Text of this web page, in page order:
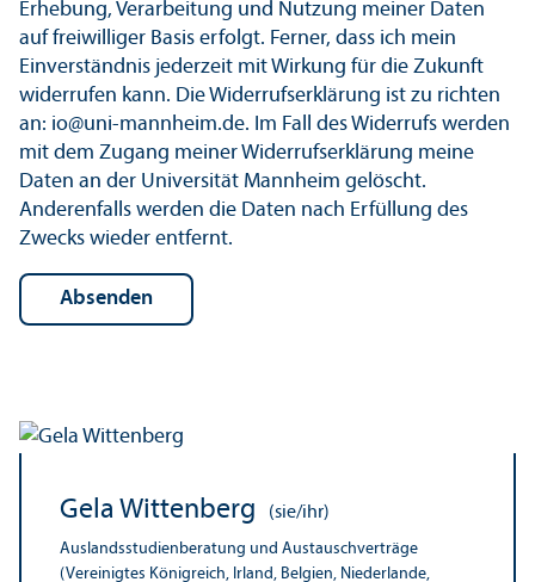
Erhebung, Verarbeitung und Nutzung meiner Daten
auf freiwilliger Basis erfolgt. Ferner, dass ich mein
Einverständnis jederzeit mit Wirkung für die Zukunft
widerrufen kann. Die Widerrufs­erklärung ist zu richten
an: io@uni-mannheim.de. Im Fall des Widerrufs werden
mit dem Zugang meiner Widerrufs­erklärung meine
Daten an der Universität Mannheim gelöscht.
Anderenfalls werden die Daten nach Erfüllung des
Zwecks wieder entfernt.
Gela Wittenberg (sie/ihr)
Auslands­studien­beratung und Austauschverträge
(Vereinigtes Königreich, Irland, Belgien, Niederlande,